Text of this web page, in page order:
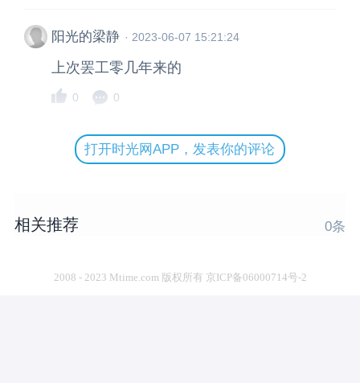
阳光的梁静 · 2023-06-07 15:21:24
上次罢工零几年来的
0 0
打开时光网APP，发表你的评论
相关推荐 0条
2008 - 2023 Mtime.com 版权所有 京ICP备06000714号-2